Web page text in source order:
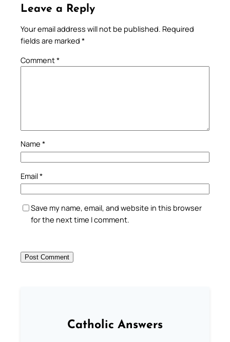
Leave a Reply
Your email address will not be published. Required
fields are marked *
Comment*
Name *
Email*
Save my name, email, and website in this browser
for the next time I comment.
Catholic Answers